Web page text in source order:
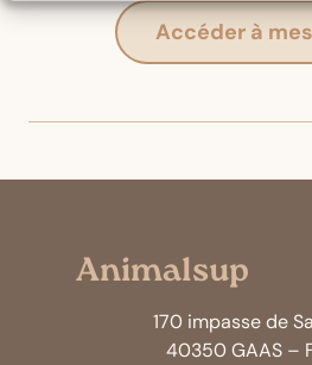
Accéder à
Animalsup
170 impasse de
40350 GAAS –